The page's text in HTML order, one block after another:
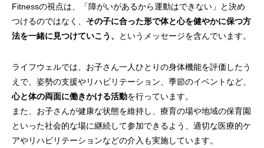
Fitnessの視点は、「障がいがあるから運動はできない」と決め
つけるのではなく、 その子に合った形で体と心を健やかに保つ方
法を一緒に見つけていこう、
というメッセージを含んでいます。
ライフウェルでは、お子さん一人ひとりの身体機能を評価したう
えで、姿勢の支援やリハビリテーション、季節のイベントなど、
心と体の両面に働きかける活動を行っています。
また、お子さんが健康な状態を維持し、療育の場や地域の保育園
といった社会的な場に継続して参加できるよう、適切な医療的ケ
アやリハビリテーションなどの介入も実施しています。